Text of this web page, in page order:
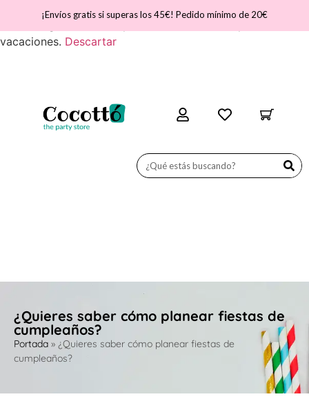
¡Nos vamos de vacaciones! ATENCIÓN - Del día 31 de julio
vacaciones. Descartar
¡Envíos gratis si superas los 45€! Pedido mínimo de 20€
¿Quieres saber cómo planear fiestas de
cumpleaños?
Portada » ¿Quieres saber cómo planear fiestas de
cumpleaños?